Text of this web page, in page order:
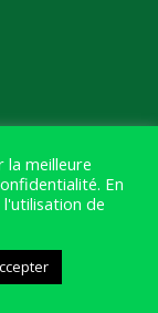
la meilleure
. En
de